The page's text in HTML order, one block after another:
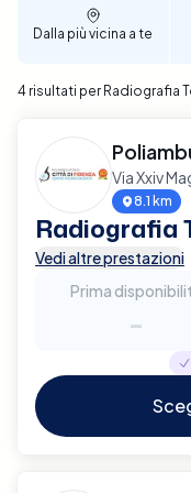
Dalla più vicina a te
4 risultati per Radiografia
Via Xxiv
8.1 km
Radiografia
Vedi altre prestazioni
Prima
-